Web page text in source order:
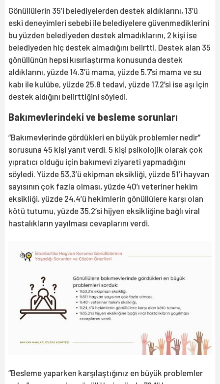
Gönüllülerin 35’i belediyelerden destek aldıklarını, 13’ü
eski deneyimleri sebebi ile belediyelere güvenmediklerini
bu yüzden belediyeden destek almadıklarını, 2 kişi ise
belediyeden hiç destek almadığını belirtti. Destek alan 35
gönüllünün hepsi kısırlaştırma konusunda destek
aldıklarını, yüzde 14.3’ü mama, yüzde 5.7’si mama ve su
kabı ile kulübe, yüzde 25.8 tedavi, yüzde 17.2’si ise aşı için
destek aldığını belirttiğini söyledi.
Bakımevlerindeki ve besleme sorunları
“Bakımevlerinde gördükleri en büyük problemler nedir”
sorusuna 45 kişi yanıt verdi. 5 kişi psikolojik olarak çok
yıpratıcı olduğu için bakımevi ziyareti yapmadığını
söyledi. Yüzde 53,3’ü ekipman eksikliği, yüzde 51’i hayvan
sayısının çok fazla olması, yüzde 40’ı veteriner hekim
eksikliği, yüzde 24,4’ü hekimlerin gönüllülere karşı olan
kötü tutumu, yüzde 35.2’si hijyen eksikliğine bağlı viral
hastalıkların yayılması cevaplarını verdi.
“Besleme yaparken karşılaştığınız en büyük problemler